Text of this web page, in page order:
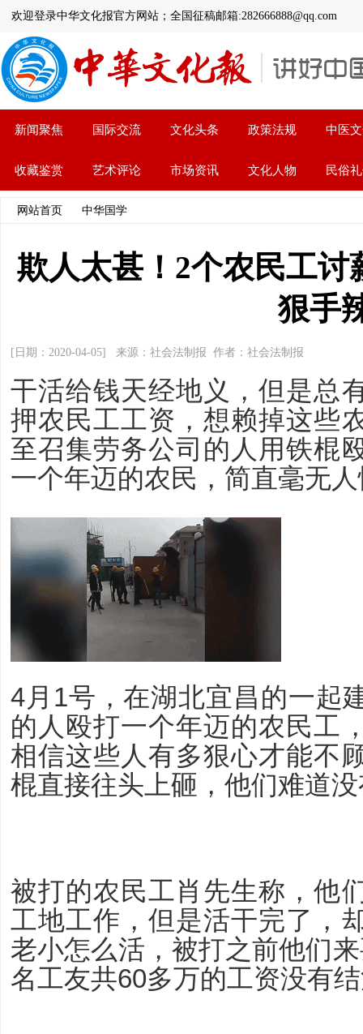
欢迎登录中华文化报官方网站；全国征稿邮箱:282666888@qq.com
新闻聚焦 国际交流 文化头条 政策法规 中医
收藏鉴赏 艺术评论 市场资讯 文化人物 民俗
网站首页 中华国学
欺人太甚！2个农民工讨
狠手
[日期：2020-04-05] 来源：社会法制报 作者：社会法制报
干活给钱天经地义，但是总
押农民工工资，想赖掉这些
至召集劳务公司的人用铁棍
一个年迈的农民，简直毫无
4月1号，在湖北宜昌的一起
的人殴打一个年迈的农民工
相信这些人有多狠心才能不
棍直接往头上砸，他们难道
被打的农民工肖先生称，他
工地工作，但是活干完了，
老小怎么活，被打之前他们
名工友共60多万的工资没有